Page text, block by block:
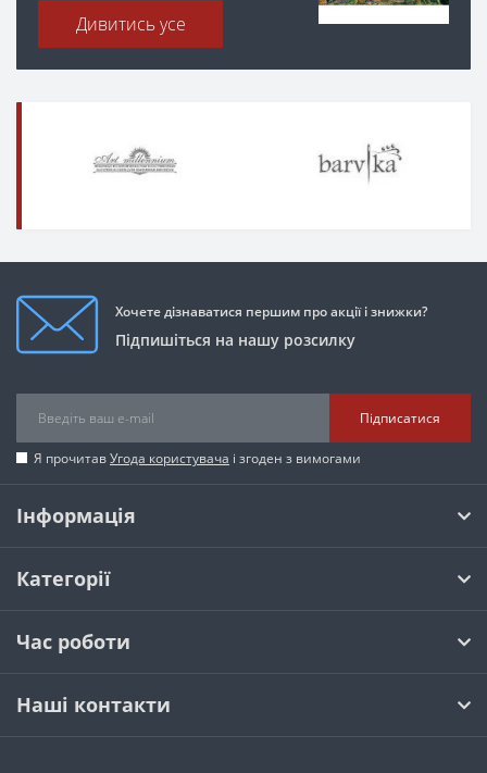
Дивитись усе
Хочете дізнаватися першим про акції і знижки?
Підпишіться на нашу розсилку
Підписатися
Я прочитавУгода користувача і згоден з вимогами
Інформація
Категорії
Час роботи
Наші контакти